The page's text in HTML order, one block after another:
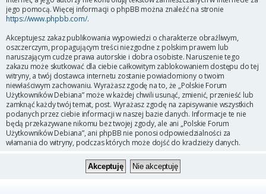
jego pomocą. Więcej informacji o phpBB można znaleźć na stronie
https://www.phpbb.com/.
Akceptujesz zakaz publikowania wypowiedzi o charakterze obraźliwym,
oszczerczym, propagującym treści niezgodne z polskim prawem lub
naruszającym cudze prawa autorskie i dobra osobiste. Naruszenie tego
zakazu może skutkować dla ciebie całkowitym zablokowaniem dostępu do tej
witryny, a twój dostawca internetu zostanie powiadomiony o twoim
niewłaściwym zachowaniu. Wyrażasz zgodę na to, że „Polskie Forum
Użytkowników Debiana” może w każdej chwili usunąć, zmienić, przenieść lub
zamknąć każdy twój temat, post. Wyrażasz zgodę na zapisywanie wszystkich
podanych przez ciebie informacji w naszej bazie danych. Informacje te nie
będą przekazywane nikomu bez twojej zgody, ale ani „Polskie Forum
Użytkowników Debiana”, ani phpBB nie ponosi odpowiedzialności za
włamania do witryny, podczas których może dojść do kradzieży danych.